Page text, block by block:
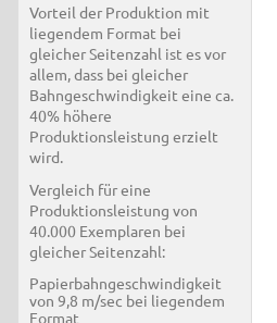
Vorteil der Produktion mit
liegendem Format bei
gleicher Seitenzahl ist es vor
allem, dass bei gleicher
Bahngeschwindigkeit eine ca.
40% höhere
Produktionsleistung erzielt
wird.
Vergleich für eine
Produktionsleistung von
40.000 Exemplaren bei
gleicher Seitenzahl:
Papierbahngeschwindigkeit
von 9,8 m/sec bei liegendem
Format